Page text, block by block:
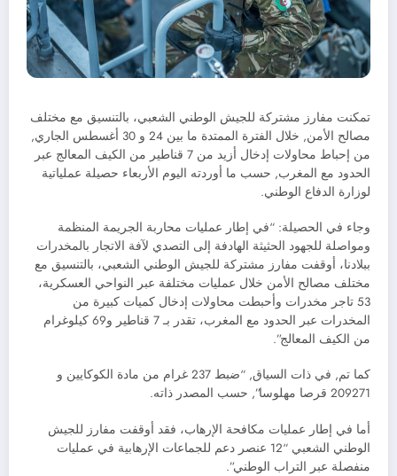
تمكنت مفارز مشتركة للجيش الوطني الشعبي، بالتنسيق مع مختلف
مصالح الأمن, خلال الفترة الممتدة ما بين 24 و 30 أغسطس الجاري,
من إحباط محاولات إدخال أزيد من 7 قناطير من الكيف المعالج عبر
الحدود مع المغرب, حسب ما أوردته اليوم الأربعاء حصيلة عملياتية
لوزارة الدفاع الوطني.
وجاء في الحصيلة: “في إطار عمليات محاربة الجريمة المنظمة
ومواصلة للجهود الحثيثة الهادفة إلى التصدي لآفة الاتجار بالمخدرات
ببلادنا، أوقفت مفارز مشتركة للجيش الوطني الشعبي، بالتنسيق مع
مختلف مصالح الأمن خلال عمليات مختلفة عبر النواحي العسكرية،
53 تاجر مخدرات وأحبطت محاولات إدخال كميات كبيرة من
المخدرات عبر الحدود مع المغرب، تقدر بـ 7 قناطير و69 كيلوغرام
من الكيف المعالج”.
كما تم, في ذات السياق, “ضبط 237 غرام من مادة الكوكايين و
209271 قرصا مهلوسا”, حسب المصدر ذاته.
أما في إطار عمليات مكافحة الإرهاب، فقد أوقفت مفارز للجيش
الوطني الشعبي “12 عنصر دعم للجماعات الإرهابية في عمليات
منفصلة عبر التراب الوطني”.